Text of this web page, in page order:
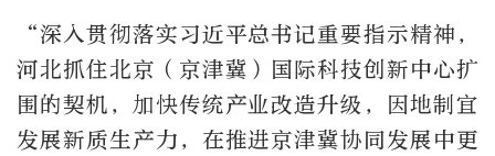
“深入贯彻落实习近平总书记重要指示精神，
河北抓住北京（京津冀）国际科技创新中心扩
围的契机，加快传统产业改造升级，因地制宜
发展新质生产力，在推进京津冀协同发展中更